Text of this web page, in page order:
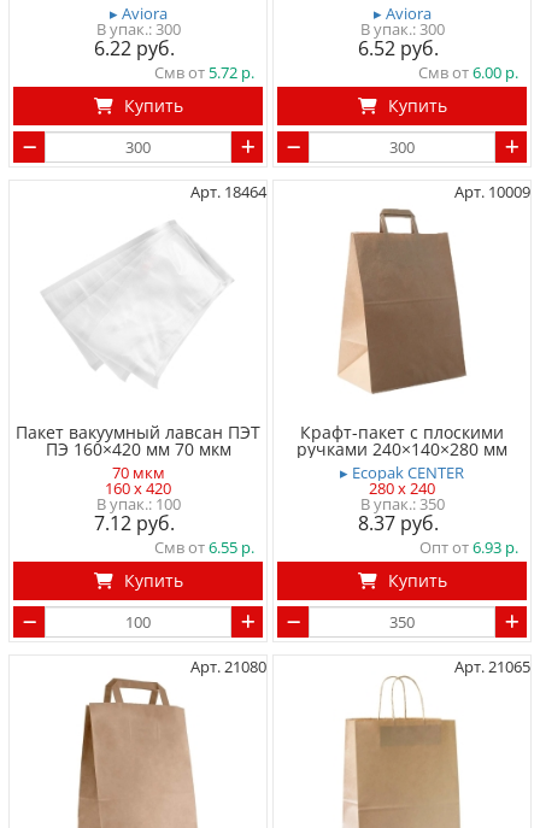
▸ Aviora
300
6.22
Смв от 5.72
Купить
▸ Aviora
300
6.52
Смв от6.00
Купить
Арт. 18464
Пакет вакуумный лавсан ПЭТ
ПЭ 160×420 мм 70 мкм
70 мкм
160 x 420
100
7.12
Смв от6.55
Купить
Арт. 10009
Крафт-пакет с плоскими
ручками 240×140×280 мм
▸ Ecopak CENTER
280 x 240
350
8.37
Опт от6.93
Купить
Арт. 21080 Арт. 21065